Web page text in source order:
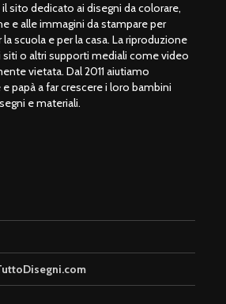
sito dedicato ai disegni da colorare,
e alle immagini da stampare per
scuola e per la casa. La riproduzione
o altri supporti mediali come video
vietata. Dal 2011 aiutiamo
papà a far crescere i loro bambini
e materiali.